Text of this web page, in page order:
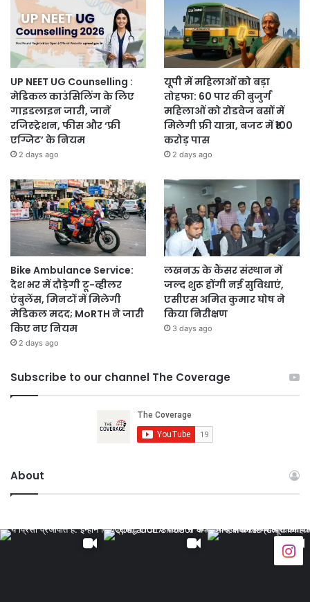
UP NEET UG Counselling :
मेडिकल काउंसिलिंग के लिए
गाइडलाइन जारी, जानें
रजिस्ट्रेशन, फीस और ‘फ्री
एग्जिट’ के नियम
2 days ago
यूपी में महिलाओं को बड़ा
तोहफा: 60 पार की बुजुर्ग
महिलाओं को रोडवेज बसों में
मिलेगी फ्री यात्रा, बजट में ₹100
करोड़ पास
2 days ago
Bike Ambulance Service:
देश भर में दौड़ेगी टू-व्हीलर
एंबुलेंस, मिनटों में मिलेगी
मेडिकल मदद; MoRTH ने जारी
किए नए नियम
2 days ago
लखनऊ के कैंसर संस्थान में
जल्द शुरू होंगी नई सुविधाएं,
एसीएस अमित कुमार घोष ने
किया निरीक्षण
3 days ago
Subscribe to our channel The Coverage
About